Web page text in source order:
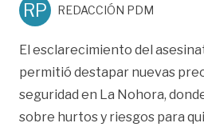
RP REDACCIÓN PDM
El esclarecimiento del
permitió destapar nuevas
seguridad en La Nohora,
sobre hurtos y riesgos para